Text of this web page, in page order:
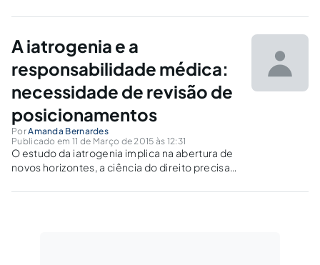
objetivos médicos, incrementar o respeito aos
do paciente.
A iatrogenia e a
responsabilidade médica:
necessidade de revisão de
posicionamentos
PorAmanda Bernardes
Publicado em 11 de Março de 2015 às 12:31
O estudo da iatrogenia implica na abertura de
novos horizontes, a ciência do direito precisa
menores mudanças sociais, assim, deve-se